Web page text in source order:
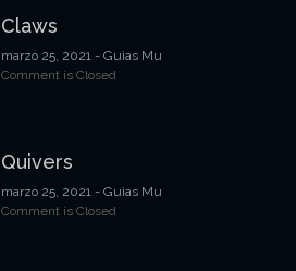
Claws
marzo 25, 2021 - Guias Mu
Comment is Closed
Quivers
marzo 25, 2021 - Guias Mu
Comment is Closed